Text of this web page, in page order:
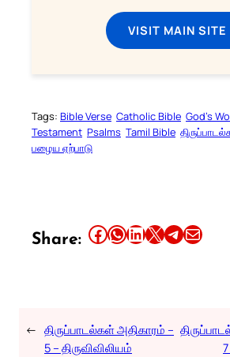
VISIT MAIN SITE
Tags: Bible Verse Catholic Bible God’s
Testament Psalms Tamil Bible
பழைய ஏற்பாடு
Share: Share this article on Facebook Share this article on WhatsApp Share this article on LinkedIn Share this article on X Share this article on TelegramEmail this Article
← திருப்பாடல்கள் அதிகாரம் –
5 – திருவிவிலியம்